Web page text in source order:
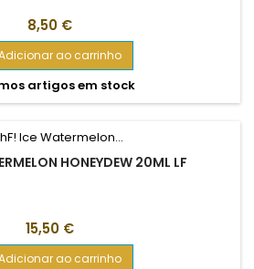
Preço
8,50 €
ao carrinho
artigos em stock
HONEYDEW 20ML LF
Preço
15,50 €
ao carrinho